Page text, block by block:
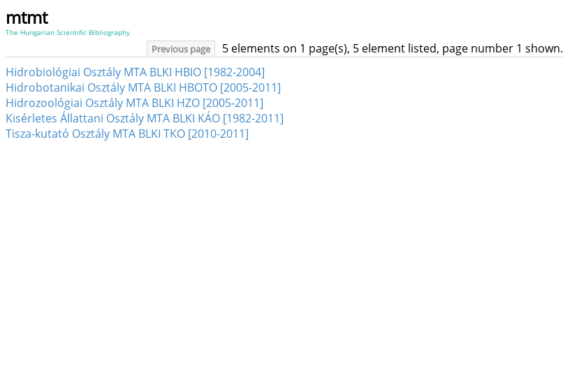
mtmt
The Hungarian Scientific Bibliography
Previous page 5 elements on 1 page(s), 5 element listed, page number 1 shown.
Hidrobiológiai Osztály MTA BLKI HBIO [1982-2004]
Hidrobotanikai Osztály MTA BLKI HBOTO [2005-2011]
Hidrozoológiai Osztály MTA BLKI HZO [2005-2011]
Kisérletes Állattani Osztály MTA BLKI KÁO [1982-2011]
Tisza-kutató Osztály MTA BLKI TKO [2010-2011]